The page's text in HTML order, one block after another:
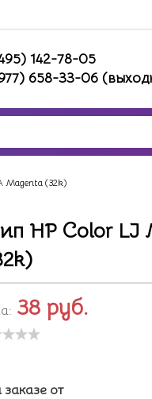
142-78-05
658-33-06
Magenta (32k)
HP Color LJ
38 руб.
заказе от